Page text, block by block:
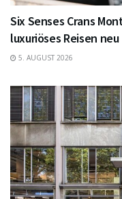
Six Senses Crans
luxuriöses Reisen neu
5. AUGUST 2026